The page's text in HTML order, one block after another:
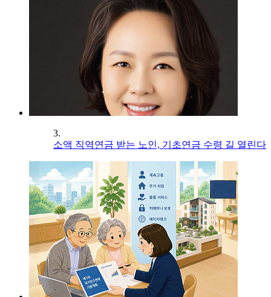
3.
소액 직역연금 받는 노인, 기초연금 수령 길 열린다